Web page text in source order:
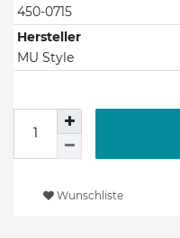
450-0715
Hersteller
MU Style
Wunschliste